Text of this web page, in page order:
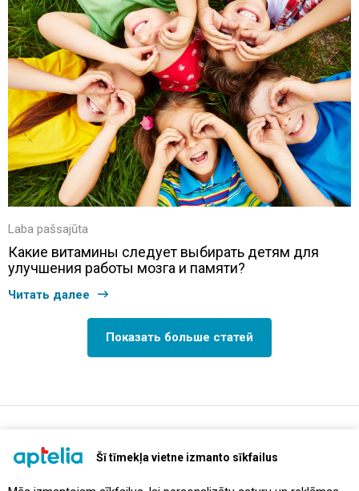
Šī tīmekļa vietne izmanto sīkfailus
Laba pašsajūta
Какие витамины следует выбирать детям для
улучшения работы мозга и памяти?
Читать далее
Показать больше статей